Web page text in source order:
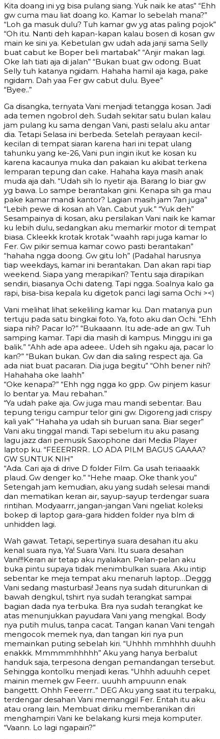
Kita doang ini yg bisa pulang siang. Yuk naik ke atas” “Ehh
gw cuma mau liat doang ko. Kamar lo sebelah mana?”
“Loh ga masuk dulu? Tuh kamar gw yg atas paling pojok”
“Oh itu. Nanti deh kapan-kapan kalau bosen di kosan gw
main ke sini ya. Kebetulan gw udah ada janji sama Selly
buat cabut ke Boper beli martabak” “Anjir makan lagi.
Oke lah tiati aja di jalan” “Bukan buat gw odong. Buat
Selly tuh katanya ngidam. Hahaha hamil aja kaga, pake
ngidam. Dah yaa Fer gw cabut dulu. Byee”
“Byee..”
Ga disangka, ternyata Vani menjadi tetangga kosan. Jadi
ada temen ngobrol deh. Sudah sekitar satu bulan kalau
jam pulang ku sama dengan Vani, pasti selalu aku antar
dia. Tetapi Selasa ini berbeda. Setelah perayaan kecil-
kecilan di tempat siaran karena hari ini tepat ulang
tahunku yang ke-26, Vani pun ingin ikut ke kosan ku
karena kacaunya muka dan pakaian ku akibat terkena
lemparan tepung dan cake. Hahaha kaya masih anak
muda aja dah. “Udah sih lo nyetir aja. Barang lo biar gw
yg bawa. Lo sampe berantakan gini. Kenapa sih ga mau
pake kamar mandi kantor? Lagian masih jam 7an juga”
“Lebih pewe di kosan ah Van. Cabut yuk.” “Yuk deh”
Sesampainya di kosan, aku persilakan Vani naik ke kamar
ku lebih dulu, sedangkan aku memarkir motor di tempat
biasa. Ckleekk krotak krotak “waahh rapi juga kamar lo
Fer. Gw pikir semua kamar cowo pasti berantakan”
“hahaha ngga doong. Gw gitu loh” (Padahal harusnya
tiap weekdays, kamar ini berantakan. Dan akan rapi tiap
weekend. Siapa yang merapikan? Tentu saja dirapikan
sendiri, biasanya Ochi dateng. Tapi ngga. Soalnya kalo ga
rapi, bisa-bisa kepala ku digetok panci lagi sama Ochi ><)
Vani melihat lihat sekeliling kamar ku. Dan matanya pun
tertuju pada satu bingkai foto. Ya, foto aku dan Ochi. “Ehh
siapa nih? Pacar lo?” “Bukaaann. Itu ade-ade an gw. Tuh
samping kamar. Tapi dia masih di kampus. Minggu ini ga
balik.” “Ahh ade apa adeee.. Udeh sih ngaku aja, pacar lo
kan?” “Bukan bukan. Gw dan dia saling respect aja. Ga
ada niat buat pacaran. Dia juga begitu” “Ohh bener nih?
Hahahaha oke laahh”
“Oke kenapa?” “Ehh ngg ngga ko gpp. Gw pinjem kasur
lo bentar ya. Mau rebahan.”
“Ya udah pake aja. Gw juga mau mandi sebentar. Bau
tepung terigu campur telor gini gw. Digoreng jadi crispy
kali yak” “Hahaha ya udah sih buruan sana. Biar seger”
Vani aku tinggal mandi. Tapi sebelum itu aku pasang
lagu jazz dari pemusik Saxophone dari Media Player
laptop ku. “FEEERRRR.. LO ADA PILM BAGUS GAAAA?
GW SUNTUK NIH”
“Ada. Cari aja di drive D folder Film. Ga usah teriaaakk
plaud. Gw denger ko.” “Hehe maap. Oke thank you”
Setengah jam kemudian, aku yang sudah selesai mandi
dan mematikan keran air, sayup-sayup terdengar suara
rintihan. Modyaarrr, jangan-jangan Vani ngeliat koleksi
bokep di laptop gara-gara hidden folder nya blm di
unhidden lagi.
Wah gawat. Tetapi, sepertinya suara desahan itu aku
kenal suara nya, Ya! Suara Vani. Itu suara desahan
Vani!!!Keran air tetap aku nyalakan. Pelan-pelan aku
buka pintu supaya tidak menimbulkan suara. Aku intip
sebentar ke meja tempat aku menaruh laptop…Deggg
Vani sedang masturbasi! Jeans nya sudah diturunkan di
bawah dengkul, tshirt nya sudah terangkat sampai
bagian dada nya terbuka. Bra nya sudah terangkat ke
atas menunjukkan payudara Vani yang mengkal. Body
nya putih mulus, tanpa cacat. Tangan kanan Vani tengah
mengocok memek nya, dan tangan kiri nya pun
memainkan puting sebelah kiri. “Uhhhh mmhhhh duuhh
enakkk. Mmmmmhhhhh” Aku yang hanya berbalut
handuk saja, terpesona dengan pemandangan tersebut.
Sehingga kontolku menjadi keras. “Uhhh aduuhh cepet
mainin memek gw Feerr.. uuuhh ampuunn enak
bangettt. Ohhh Feeerrr..” DEG Aku yang saat itu terpaku,
terdengar desahan Vani memanggil Fer. Entah itu aku
atau orang lain. Membuat diriku memberanikan diri
menghampiri Vani ke belakang kursi meja komputer.
“Vaann. Lo lagi ngapain?”